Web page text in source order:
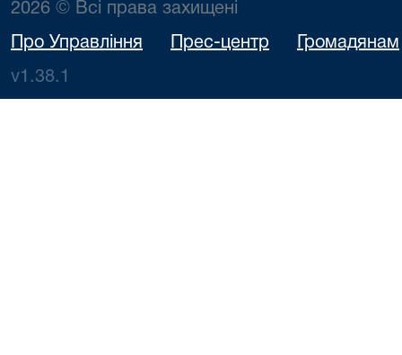
2026 © Всі права захищені
Про Управління Прес-центр Громадянам
v1.38.1